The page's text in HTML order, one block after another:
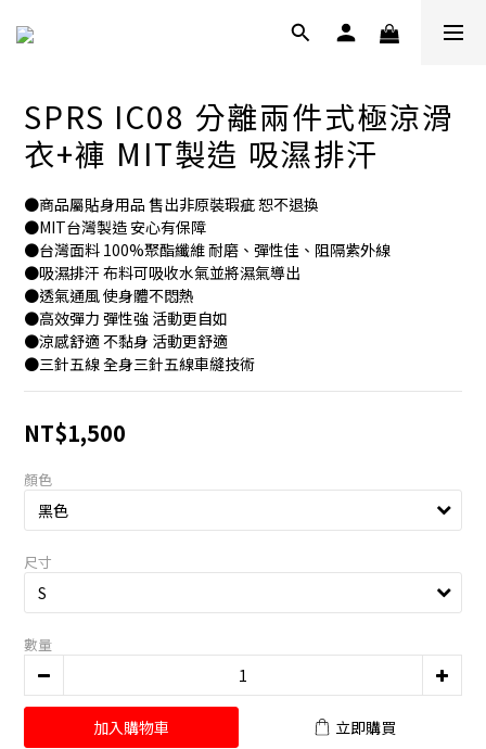
SPRS IC08 分離兩件式極涼滑
衣+褲 MIT製造 吸濕排汗
●商品屬貼身用品 售出非原裝瑕疵 恕不退換
●MIT台灣製造 安心有保障
●台灣面料 100%聚酯纖維 耐磨、彈性佳、阻隔紫外線
●吸濕排汗 布料可吸收水氣並將濕氣導出
●透氣通風 使身體不悶熱
●高效彈力 彈性強 活動更自如
●涼感舒適 不黏身 活動更舒適
●三針五線 全身三針五線車縫技術
NT$1,500
顏色
尺寸
數量
加入購物車 立即購買